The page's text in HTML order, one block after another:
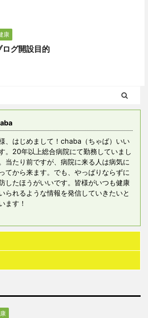
康
ログ開設目的
、はじめまして！chaba（ちゃば）いい
。20年以上総合病院にて勤務していまし
当たり前ですが、病院に来る人は病気に
てから来ます。でも、やっぱりならずに
したほうがいいです。皆様がいつも健康
られるような情報を発信していきたいと
ます！